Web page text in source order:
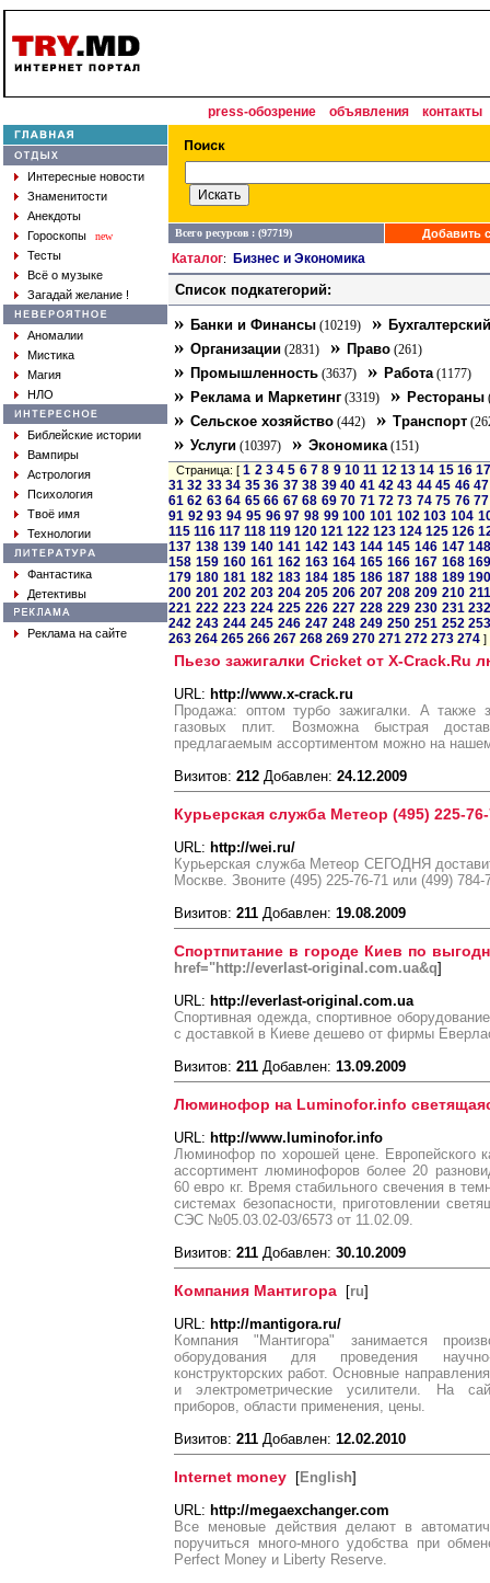
press-обозрение объявления контакты
Интересные новости
Знаменитости
Анекдоты
Гороскопы
new
Тесты
Всё о музыке
Загадай желание !
Аномалии
Мистика
Магия
НЛО
Библейские истории
Вампиры
Астрология
Психология
Твоё имя
Технологии
Фантастика
Детективы
Реклама на сайте
Всего ресурсов : (97719) Добавить
Каталог: Бизнес и Экономика
Список подкатегорий:
» Банки и Финансы (10219) »
» Организации (2831) » Право (261)
» Промышленность (3637) » Работа(1177)
» Реклама и Маркетинг (3319) » Рестораны
» Сельское хозяйство (442) » Транспорт
» Услуги (10397) » Экономика(151)
Страница: [1 2 3 4 5 6 7 8 9 10 11 12 13 14 15 16
31 32 33 34 35 36 37 38 39 40 41 42 43 44 45 46 47
61 62 63 64 65 66 67 68 69 70 71 72 73 74 75 76 77
91 92 93 94 95 96 97 98 99 100 101 102 103 104
115 116 117 118 119 120 121 122 123 124 125 126
137 138 139 140 141 142 143 144 145 146 147
158 159 160 161 162 163 164 165 166 167 168
179 180 181 182 183 184 185 186 187 188 189
200 201 202 203 204 205 206 207 208 209 210 211
221 222 223 224 225 226 227 228 229 230 231
242 243 244 245 246 247 248 249 250 251 252
263 264 265 266 267 268 269 270 271 272 273 274 ]
Пьезо зажигалки Cricket от X-Crack.Ru
URL: http://www.x-crack.ru
Продажа: оптом турбо зажигалки. А также
газовых плит. Возможна быстрая
предлагаемым ассортиментом можно на
Визитов: 212 Добавлен: 24.12.2009
Курьерская служба Метеор (495) 225-
URL: http://wei.ru/
Курьерская служба Метеор СЕГОДНЯ
Москве. Звоните (495) 225-76-71 или (499) 784-
Визитов: 211 Добавлен: 19.08.2009
Спортпитание в городе Киев по
href="http://everlast-original.com.ua&q]
URL: http://everlast-original.com.ua
Спортивная одежда, спортивное
с доставкой в Киеве дешево от фирмы
Визитов: 211 Добавлен: 13.09.2009
Люминофор на Luminofor.info
URL: http://www.luminofor.info
Люминофор по хорошей цене. Европейского
ассортимент люминофоров более 20
60 евро кг. Время стабильного свечения в
системах безопасности, приготовлении
СЭС №05.03.02-03/6573 от 11.02.09.
Визитов: 211 Добавлен: 30.10.2009
Компания Мантигора [ru]
URL: http://mantigora.ru/
Компания "Мантигора" занимается
оборудования для проведения
конструкторских работ. Основные
и электрометрические усилители. На
приборов, области применения, цены.
Визитов: 211 Добавлен: 12.02.2010
Internet money [English]
URL: http://megaexchanger.com
Все меновые действия делают в
поручиться много-много удобства при
Perfect Money и Liberty Reserve.